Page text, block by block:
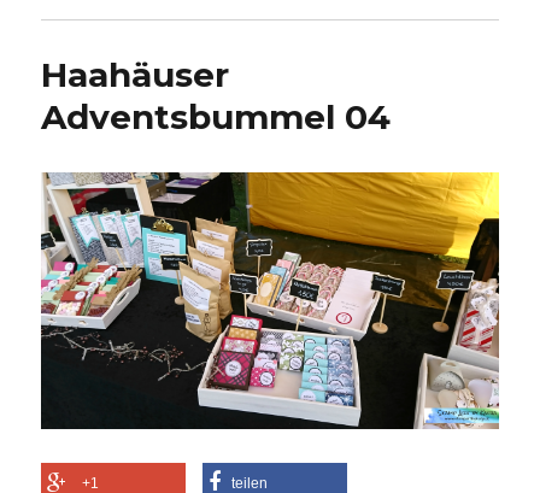
Haahäuser
Adventsbummel 04
+1 teilen